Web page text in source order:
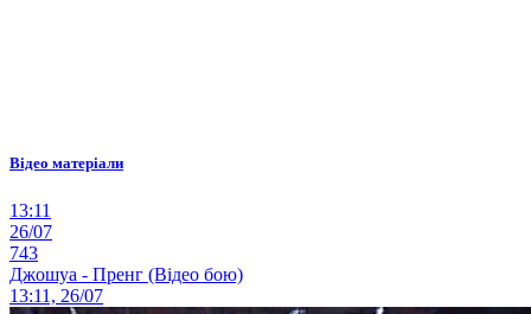
Відео матеріали
13:11
26/07
743
Джошуа - Пренг (Відео бою)
13:11, 26/07